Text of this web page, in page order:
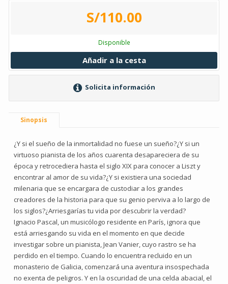
S/110.00
Disponible
Añadir a la cesta
Solicita información
Sinopsis
¿Y si el sueño de la inmortalidad no fuese un sueño?¿Y si un
virtuoso pianista de los años cuarenta desapareciera de su
época y retrocediera hasta el siglo XIX para conocer a Liszt y
encontrar al amor de su vida?¿Y si existiera una sociedad
milenaria que se encargara de custodiar a los grandes
creadores de la historia para que su genio perviva a lo largo de
los siglos?¿Arriesgarías tu vida por descubrir la verdad?
Ignacio Pascal, un musicólogo residente en París, ignora que
está arriesgando su vida en el momento en que decide
investigar sobre un pianista, Jean Vanier, cuyo rastro se ha
perdido en el tiempo. Cuando lo encuentra recluido en un
monasterio de Galicia, comenzará una aventura insospechada
no exenta de peligros. Y en la oscuridad de una celda abacial, el